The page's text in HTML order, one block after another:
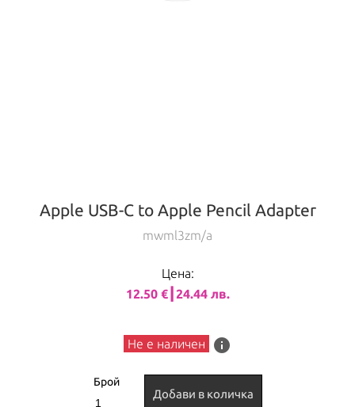
Apple USB-C to Apple Pencil Adapter
mwml3zm/a
Цена:
12.50 €┃24.44 лв.
Не е наличен info
Брой
Добави в количка